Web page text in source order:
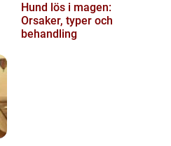
Hund lös i magen:
Orsaker, typer och
behandling